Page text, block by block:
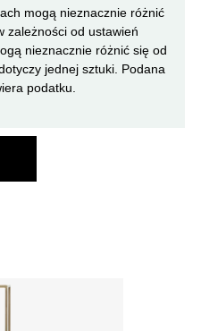
mogą nieznacznie różnić
zależności od ustawień
nieznacznie różnić się od
jednej sztuki. Podana
podatku.